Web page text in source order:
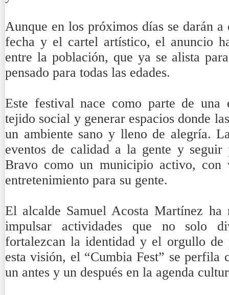
Aunque en los próximos días se darán
fecha y el cartel artístico, el anuncio
entre la población, que ya se alista
pensado para todas las edades.
Este festival nace como parte de una
tejido social y generar espacios donde
un ambiente sano y lleno de alegría.
eventos de calidad a la gente y
Bravo como un municipio activo, con
entretenimiento para su gente.
El alcalde Samuel Acosta Martínez ha
impulsar actividades que no solo
fortalezcan la identidad y el orgullo de
esta visión, el “Cumbia Fest” se perfila
un antes y un después en la agenda